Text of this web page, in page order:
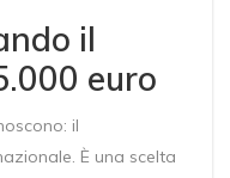
il
euro
il
È una scelta